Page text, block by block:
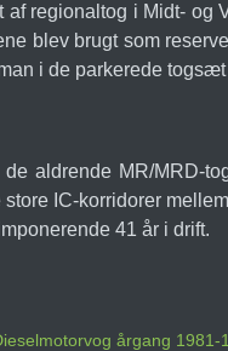
regionaltog i Midt-
blev brugt som
i de parkerede
aldrende MR/
IC-korridorer
41 år i drift.
årgang 1981-